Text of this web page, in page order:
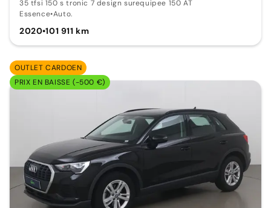
35 tfsi 150 s tronic 7 design surequipee 150 AT
Essence•Auto.
2020•101 911 km
OUTLET CARDOEN
PRIX EN BAISSE (-500 €)